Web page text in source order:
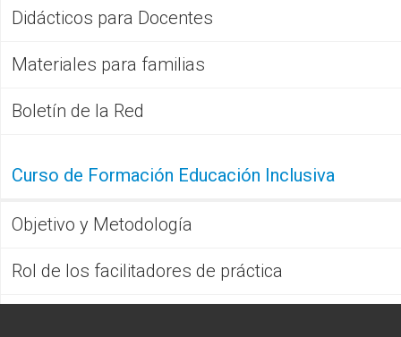
Didácticos para Docentes
Materiales para familias
Boletín de la Red
Curso de Formación Educación Inclusiva
Objetivo y Metodología
Rol de los facilitadores de práctica